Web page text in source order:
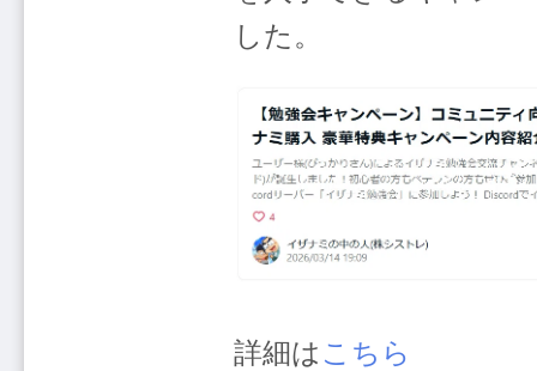
した。
詳細は こちら